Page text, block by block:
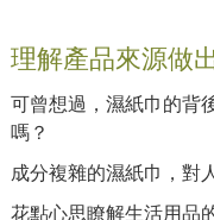
理解產品來源做
可曾想過，濕紙巾的背
嗎？
成分複雜的濕紙巾，對
花點心思瞭解生活用品